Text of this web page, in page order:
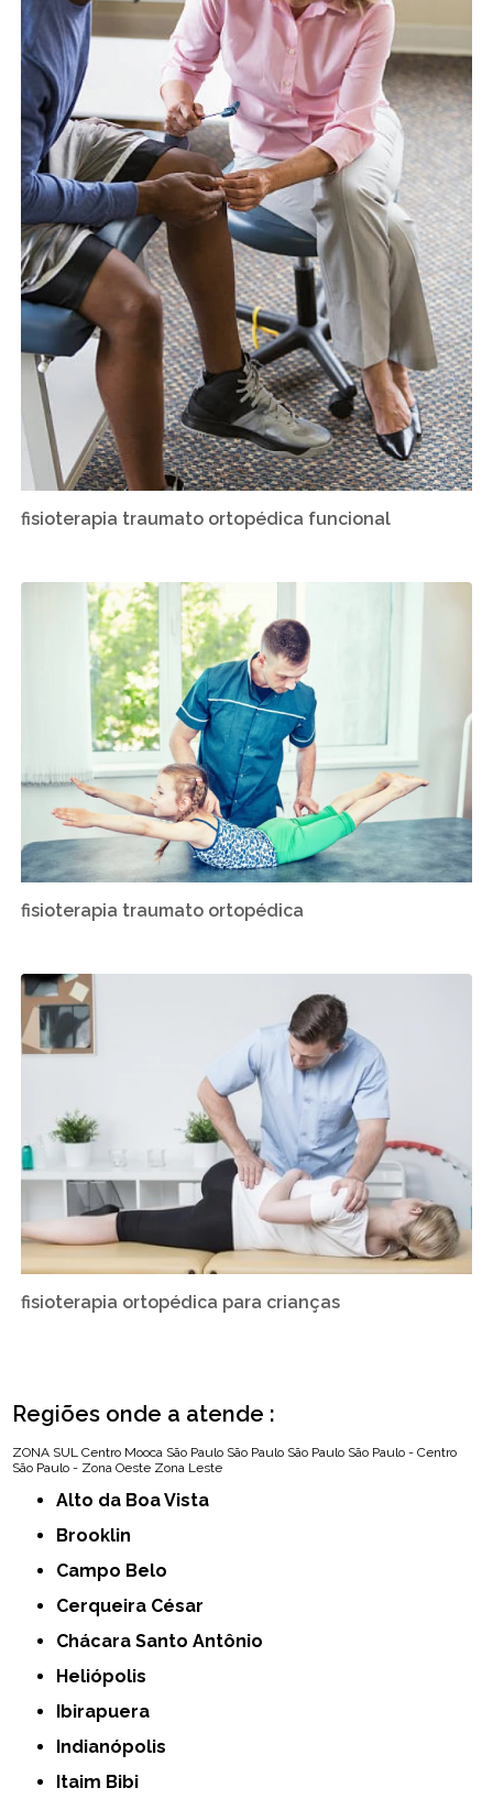
fisioterapia traumato ortopédica funcional
fisioterapia traumato ortopédica
fisioterapia ortopédica para crianças
Regiões onde a atende :
ZONA SUL Centro Mooca São Paulo São Paulo São Paulo São Paulo - Centro
São Paulo - Zona Oeste Zona Leste
Alto da Boa Vista
Brooklin
Campo Belo
Cerqueira César
Chácara Santo Antônio
Heliópolis
Ibirapuera
Indianópolis
Itaim Bibi